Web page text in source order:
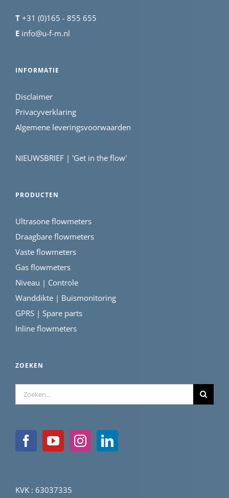
T +31 (0)165 - 855 655
E info@u-f-m.nl
INFORMATIE
Disclaimer
Privacyverklaring
Algemene leveringsvoorwaarden
NIEUWSBRIEF | 'Get in the flow'
PRODUCTEN
Ultrasone flowmeters
Draagbare flowmeters
Vaste flowmeters
Gas flowmeters
Niveau | Controle
Wanddikte | Buismonitoring
GPRS | Spare parts
Inline flowmeters
ZOEKEN
Zoeken
naar:
KVK : 63037335